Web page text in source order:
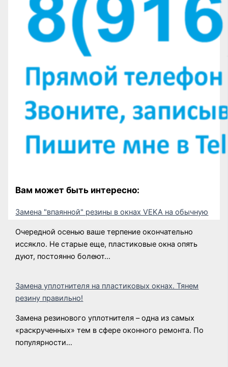
Вам может быть интересно:
Замена "впаянной" резины в окнах VEKA на обычную
Очередной осенью ваше терпение окончательно
иссякло. Не старые еще, пластиковые окна опять
дуют, постоянно болеют…
Замена уплотнителя на пластиковых окнах. Тянем
резину правильно!
Замена резинового уплотнителя – одна из самых
«раскрученных» тем в сфере оконного ремонта. По
популярности…